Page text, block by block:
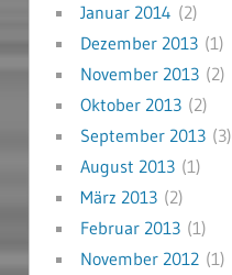
Januar 2014 (2)
Dezember 2013(1)
November 2013(2)
Oktober 2013(2)
September 2013(3)
August 2013(1)
März 2013(2)
Februar 2013(1)
November 2012(1)